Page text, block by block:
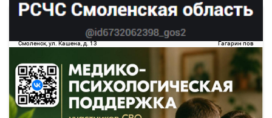
13:30
Смоленск, ул. Кашена, д. 13
2 ч. 50 м 07 авг16:20
Гагарин пов
Детали рейса
Подробнее
о маршруте
1373.88
руб.
14 свободных мест
Выбрать